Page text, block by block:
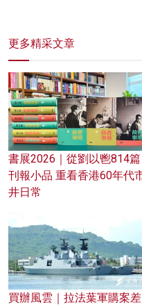
更多精采文章
書展2026｜從劉以鬯814篇
刊報小品 重看香港60年代
井日常
買辦風雲｜拉法葉軍購案差